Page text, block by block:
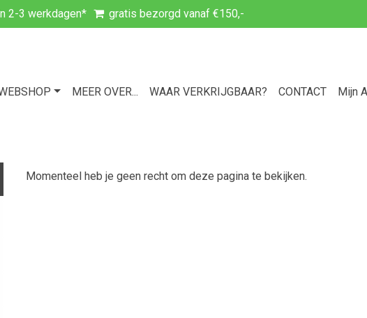
2-3 werkdagen* gratis bezorgd vanaf €150,-
MEER OVER... WAAR VERKRIJGBAAR? CONTACT Mijn
Momenteel heb je geen recht om deze pagina te bekijken.